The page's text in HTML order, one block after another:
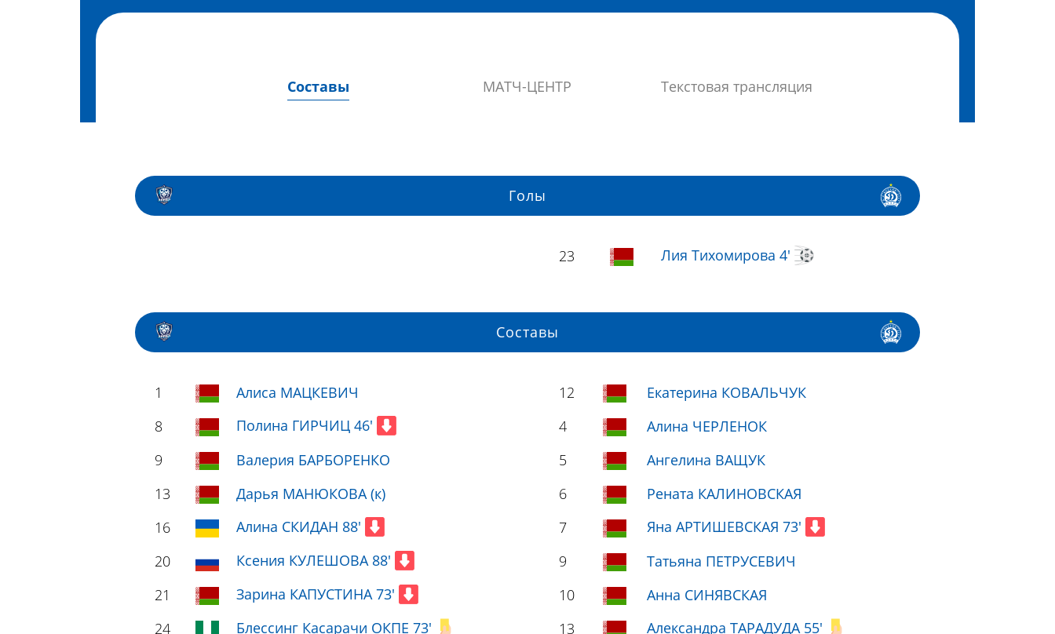
Составы МАТЧ-ЦЕНТР Текстовая трансляция
Голы
23 Лия Тихомирова 4'
Составы
1
Алиса МАЦКЕВИЧ
8
Полина ГИРЧИЦ 46'
9
Валерия БАРБОРЕНКО
13
Дарья МАНЮКОВА (к)
16
Алина СКИДАН 88'
20
Ксения КУЛЕШОВА 88'
21
Зарина КАПУСТИНА 73'
24
Блессинг Касарачи ОКПЕ 73'
12
Екатерина КОВАЛЬЧУК
4
Алина ЧЕРЛЕНОК
5
Ангелина ВАЩУК
6
Рената КАЛИНОВСКАЯ
7
Яна АРТИШЕВСКАЯ 73'
9
Татьяна ПЕТРУСЕВИЧ
10
Анна СИНЯВСКАЯ
13
Александра ТАРАДУДА 55'